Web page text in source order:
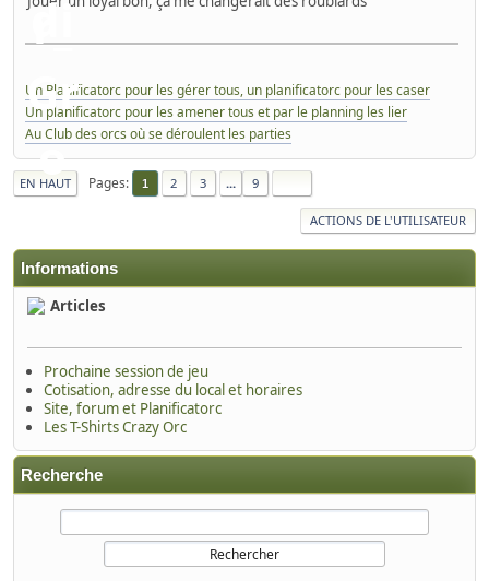
Informations
Articles
Prochaine session de jeu
Cotisation, adresse du local et horaires
Site, forum et Planificatorc
Les T-Shirts Crazy Orc
Recherche
Un Planificatorc pour les gérer tous, un planificatorc pour les caser
Un planificatorc pour les amener tous et par le planning les lier
Au Club des orcs où se déroulent les parties
EN HAUT Pages 1 2 3 ... 9
ACTIONS DE L'UTILISATEUR